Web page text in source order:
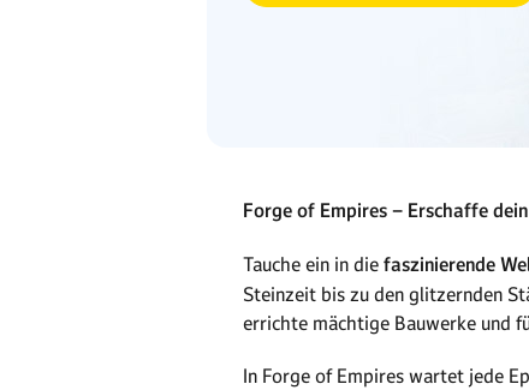
Forge of Empires – Erschaffe
Tauche ein in die faszinierende
Steinzeit bis zu den glitzernden
errichte mächtige Bauwerke und
In Forge of Empires wartet jede